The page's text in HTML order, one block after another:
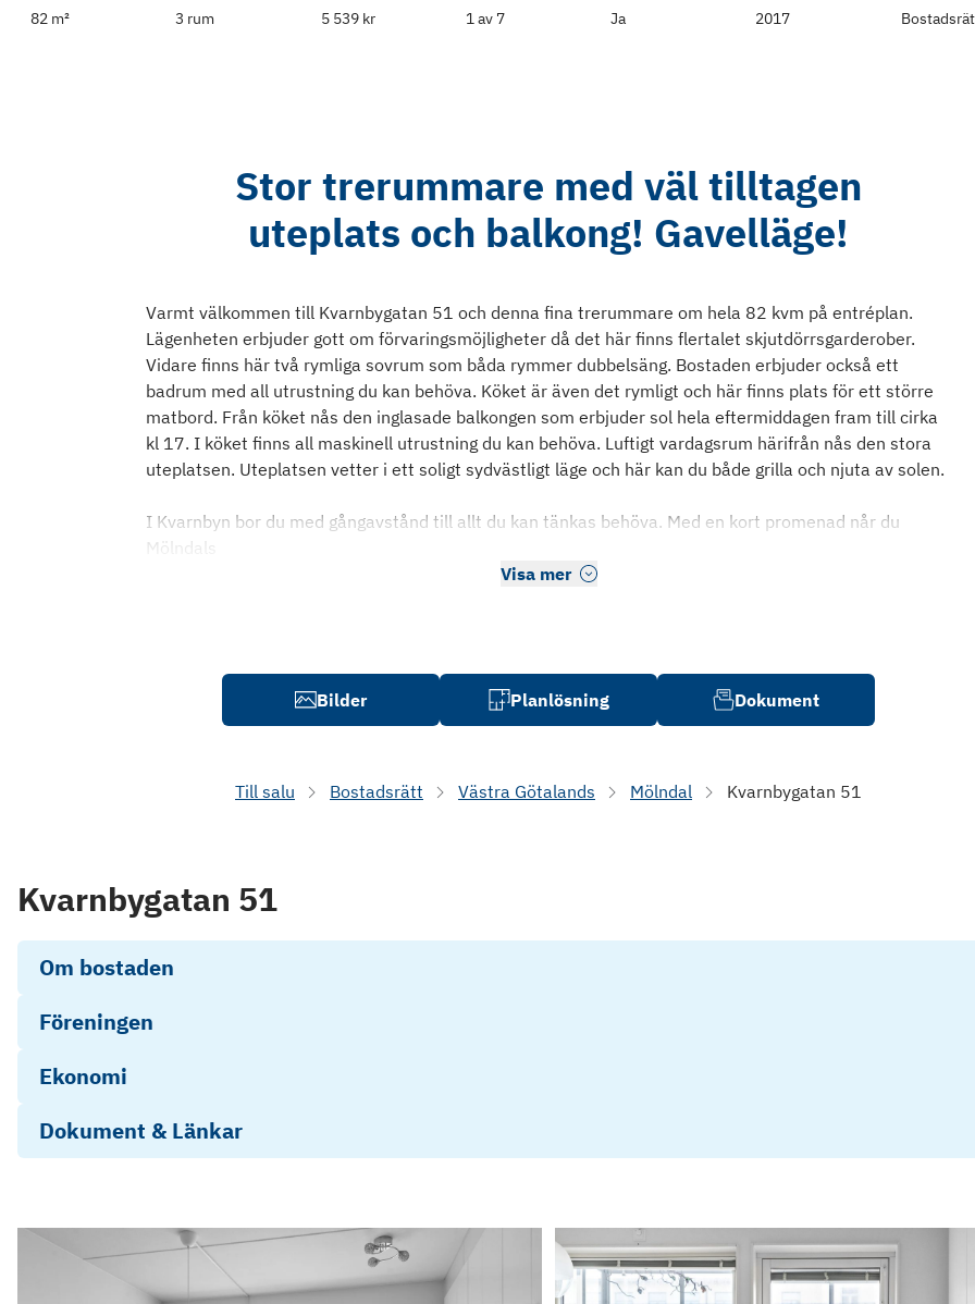
82 m²
3 rum
5 539 kr
1 av 7
Ja
2017
Stor trerummare med väl tilltagen
uteplats och balkong! Gavelläge!
Varmt välkommen till Kvarnbygatan 51 och denna fina trerummare om hela 82 kvm på entréplan.
Lägenheten erbjuder gott om förvaringsmöjligheter då det här finns flertalet skjutdörrsgarderober.
Vidare finns här två rymliga sovrum som båda rymmer dubbelsäng. Bostaden erbjuder också ett
badrum med all utrustning du kan behöva. Köket är även det rymligt och här finns plats för ett större
matbord. Från köket nås den inglasade balkongen som erbjuder sol hela eftermiddagen fram till cirka
kl 17. I köket finns all maskinell utrustning du kan behöva. Luftigt vardagsrum härifrån nås den stora
uteplatsen. Uteplatsen vetter i ett soligt sydvästligt läge och här kan du både grilla och njuta av solen.
I Kvarnbyn bor du med gångavstånd till allt du kan tänkas behöva. Med en kort promenad når du
Mölndals
Visa mer
Bilder Planlösning Dokument
Till salu Bostadsrätt Västra Götalands Mölndal Kvarnbygatan 51
Kvarnbygatan 51
Om bostaden
Föreningen
Ekonomi
Dokument & Länkar
Energideklaration Kvarnbygatan 37 Stadgar